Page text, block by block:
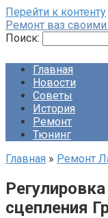
Перейти к контенту
Ремонт ваз
Поиск:
Главная
Новости
Советы
История
Ремонт
Тюнинг
Главная » Ремонт
сцепления